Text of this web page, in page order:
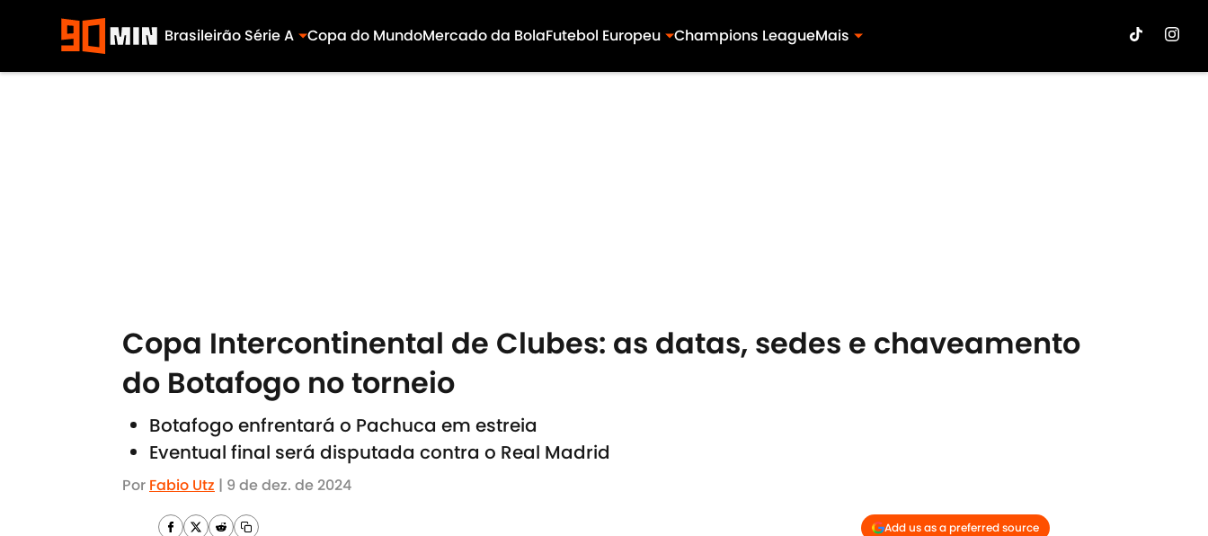
Brasileirão Série A Copa do MundoMercado da BolaFutebol Europeu Champions LeagueMais
Copa Intercontinental de Clubes: as datas, sedes e chaveamento
do Botafogo no torneio
Botafogo enfrentará o Pachuca em estreia
Eventual final será disputada contra o Real Madrid
Por Fabio Utz | 9 de dez. de 2024
Add us as a preferred source